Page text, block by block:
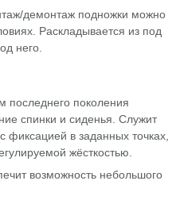
демонтаж подножки можно
Раскладывается из под
него.
последнего поколения
спинки и сиденья. Служит
фиксацией в заданных точках,
жёсткостью.
возможность небольшого